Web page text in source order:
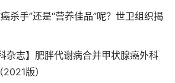
杀手”还是“营养佳品”呢？世卫组织揭
杂志】肥胖代谢病合并甲状腺癌外科
版）